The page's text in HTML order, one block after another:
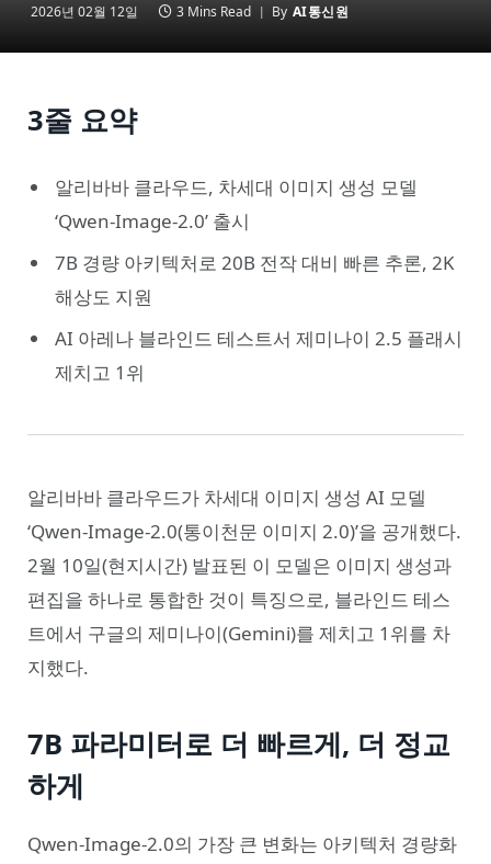
2026년 02월 12일 3 Mins Read By AI통신원
3줄 요약
알리바바 클라우드, 차세대 이미지 생성 모델
‘Qwen-Image-2.0’ 출시
7B 경량 아키텍처로 20B 전작 대비 빠른 추론, 2K
해상도 지원
AI 아레나 블라인드 테스트서 제미나이 2.5 플래시
제치고 1위
알리바바 클라우드가 차세대 이미지 생성 AI 모델
‘Qwen-Image-2.0(통이천문 이미지 2.0)’을 공개했다.
2월 10일(현지시간) 발표된 이 모델은 이미지 생성과
편집을 하나로 통합한 것이 특징으로, 블라인드 테스
트에서 구글의 제미나이(Gemini)를 제치고 1위를 차
지했다.
7B 파라미터로 더 빠르게, 더 정교
하게
Qwen-Image-2.0의 가장 큰 변화는 아키텍처 경량화